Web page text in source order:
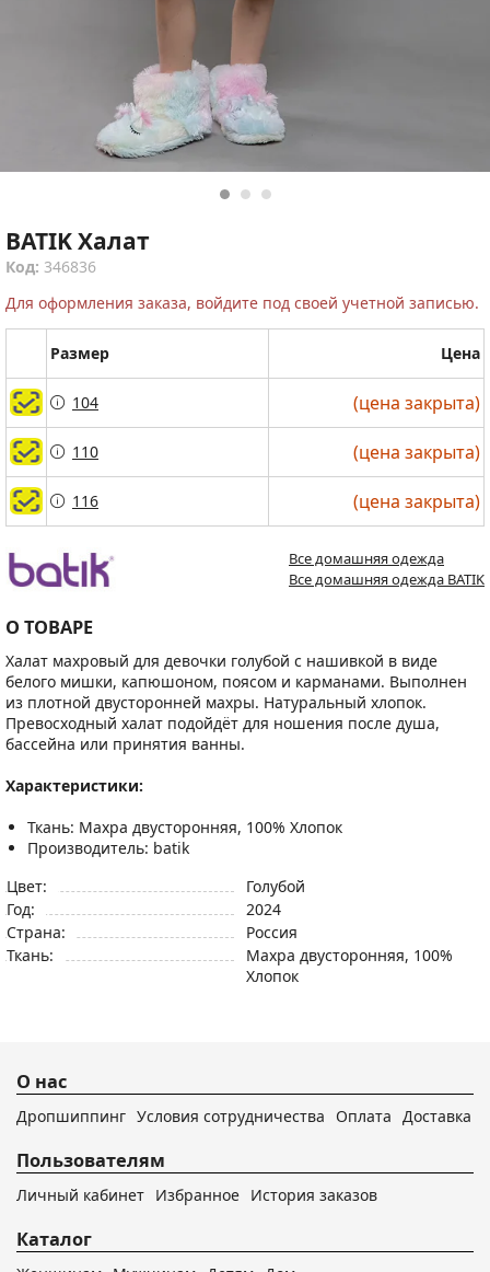
BATIK Халат
Код: 346836
Для оформления заказа, войдите под своей учетной записью.
(цена закрыта)
(цена закрыта)
(цена закрыта)
Размер Цена
104 (цена закрыта)
110 (цена закрыта)
116 (цена закрыта)
Все домашняя одежда
Все домашняя одежда BATIK
О ТОВАРЕ
Халат махровый для девочки голубой с нашивкой в виде
белого мишки, капюшоном, поясом и карманами. Выполнен
из плотной двусторонней махры. Натуральный хлопок.
Превосходный халат подойдёт для ношения после душа,
бассейна или принятия ванны.
Характеристики:
Ткань: Махра двусторонняя, 100% Хлопок
Производитель: batik
Цвет:
Голубой
Год:
2024
Страна:
Россия
Ткань:
Махра двусторонняя, 100%
Хлопок
О нас
Дропшиппинг Условия сотрудничества Оплата Доставка
Пользователям
Личный кабинет Избранное История заказов
Каталог